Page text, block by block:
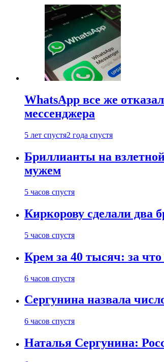
WhatsApp все же
мессенджера
5 лет спустя2 года спустя
Бриллианты на
мужем
5 часов спустя
Киркорову сделали два
5 часов спустя
Крем за 40 тысяч: за
6 часов спустя
Сергунина назвала
6 часов спустя
Наталья Сергунина: